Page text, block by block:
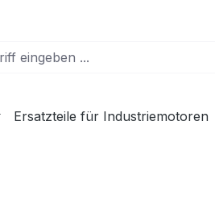
Ersatzteile für Industriemotoren